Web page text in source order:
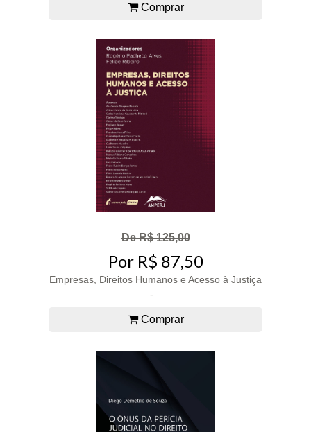
Comprar
De R$ 125,00
Por R$ 87,50
Empresas, Direitos Humanos e Acesso à Justiça
-...
Comprar